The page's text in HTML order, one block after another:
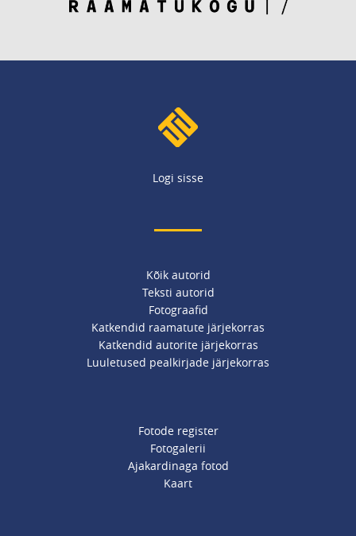
Logi sisse
Kõik autorid
Teksti autorid
Fotograafid
Katkendid raamatute järjekorras
Katkendid autorite järjekorras
Luuletused pealkirjade järjekorras
Fotode register
Fotogalerii
Ajakardinaga fotod
Kaart